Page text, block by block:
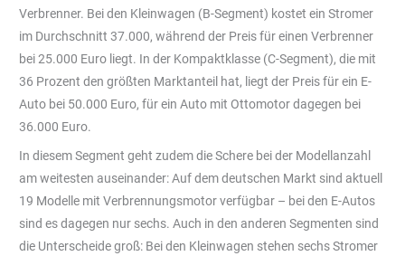
Verbrenner. Bei den Kleinwagen (B-Segment) kostet ein Stromer
im Durchschnitt 37.000, während der Preis für einen Verbrenner
bei 25.000 Euro liegt. In der Kompaktklasse (C-Segment), die mit
36 Prozent den größten Marktanteil hat, liegt der Preis für ein E-
Auto bei 50.000 Euro, für ein Auto mit Ottomotor dagegen bei
36.000 Euro.
In diesem Segment geht zudem die Schere bei der Modellanzahl
am weitesten auseinander: Auf dem deutschen Markt sind aktuell
19 Modelle mit Verbrennungsmotor verfügbar – bei den E-Autos
sind es dagegen nur sechs. Auch in den anderen Segmenten sind
die Unterscheide groß: Bei den Kleinwagen stehen sechs Stromer